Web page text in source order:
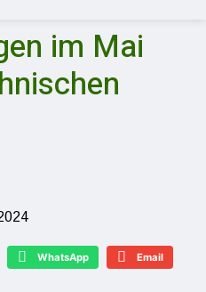
im Mai
WhatsApp Email